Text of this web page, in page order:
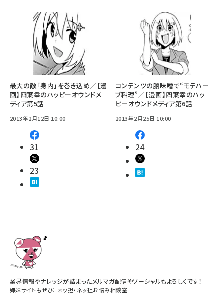
最大の敵「身内」を巻き込め／【漫
画】四葉幸のハッピーオウンドメ
ディア第5話
2013年2月12日 10:00
31
23
コンテンツの脳味噌で“モテハー
ブ料理”／【漫画】四葉幸のハッ
ピーオウンドメディア第6話
2013年2月25日 10:00
24
業界情報やナレッジが詰まったメルマガ配信やソーシャルもよろしくです！
姉妹サイトもぜひ： ネッ担・ ネッ担お悩み相談室